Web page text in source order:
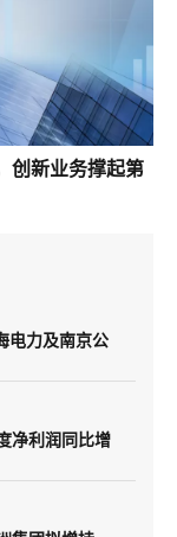
创新业务撑起第
电力及南京公
净利润同比增